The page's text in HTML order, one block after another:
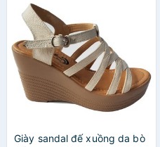
Giày sandal đế xuồng da bò